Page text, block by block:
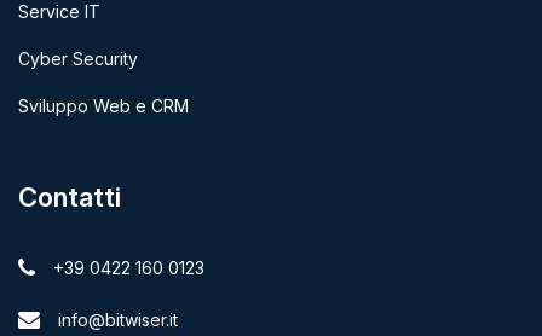
Service IT
Cyber Security
Sviluppo Web e CRM
Contatti
+39 0422 160 0123
info@bitwiser.it